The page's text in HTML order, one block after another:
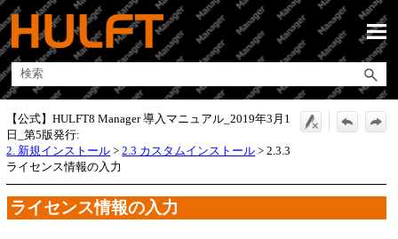
メイン コンテンツにスキップ
【公式】HULFT8 Manager 導入マニュアル_2019年3月1
日_第5版発行:
2. 新規インストール >2.3 カスタムインストール >2.3.3
ライセンス情報の入力
ライセンス情報の入力